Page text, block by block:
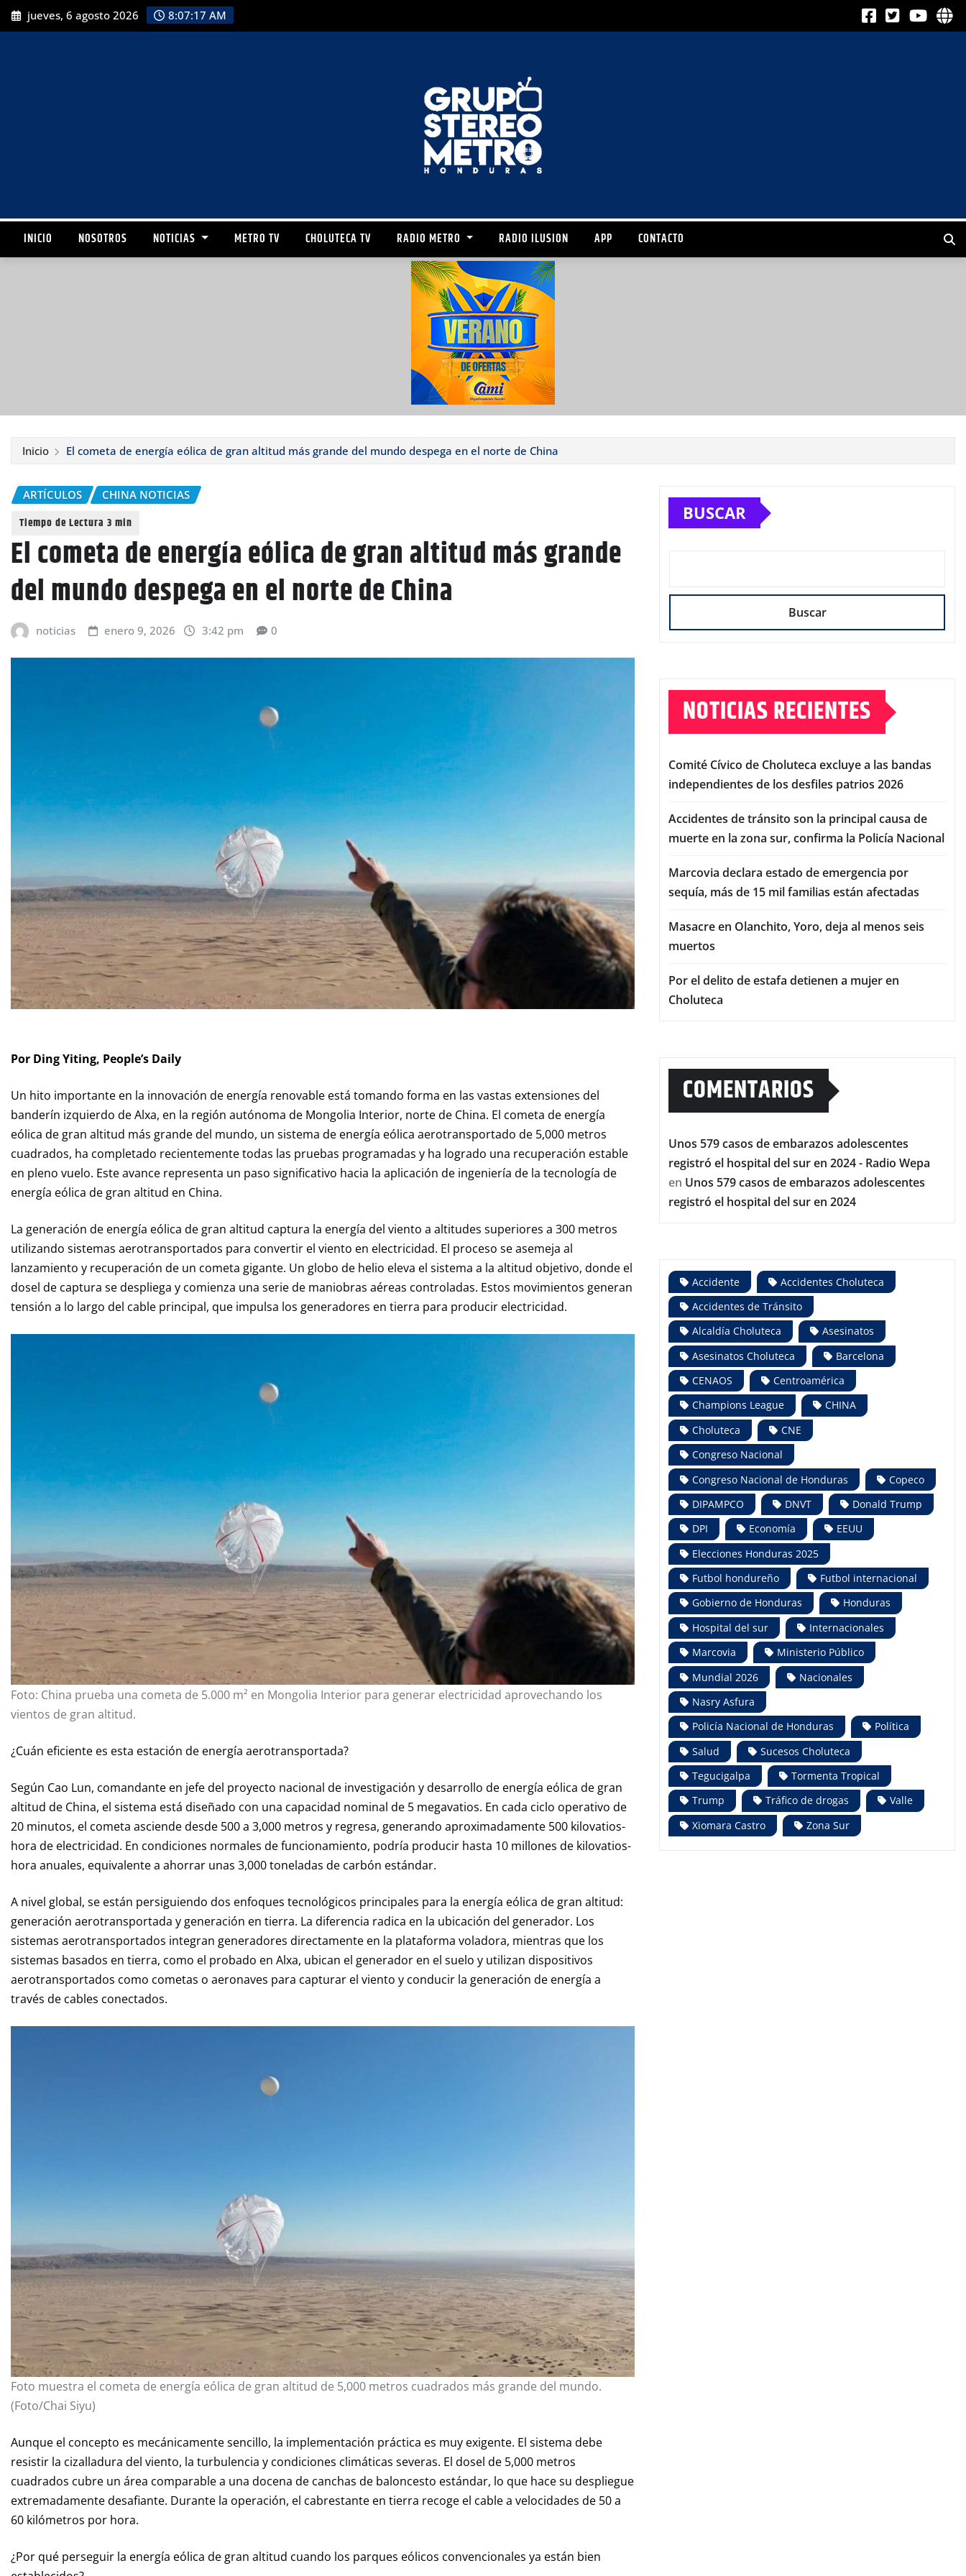
jueves, 6 agosto 2026 8:07:19 AM
INICIO NOSOTROS NOTICIAS METRO TV CHOLUTECA TV RADIO METRO RADIO ILUSION APP CONTACTO
Inicio El cometa de energía eólica de gran altitud más grande del mundo despega en el norte de China
ARTÍCULOS CHINA NOTICIAS
El cometa de energía eólica de gran altitud más grande
del mundo despega en el norte de China
noticias enero 9, 2026 3:42 pm 0
Por Ding Yiting, People’s Daily
Un hito importante en la innovación de energía renovable está tomando forma en las vastas extensiones del
banderín izquierdo de Alxa, en la región autónoma de Mongolia Interior, norte de China. El cometa de energía
eólica de gran altitud más grande del mundo, un sistema de energía eólica aerotransportado de 5,000 metros
cuadrados, ha completado recientemente todas las pruebas programadas y ha logrado una recuperación estable
en pleno vuelo. Este avance representa un paso significativo hacia la aplicación de ingeniería de la tecnología de
energía eólica de gran altitud en China.
La generación de energía eólica de gran altitud captura la energía del viento a altitudes superiores a 300 metros
utilizando sistemas aerotransportados para convertir el viento en electricidad. El proceso se asemeja al
lanzamiento y recuperación de un cometa gigante. Un globo de helio eleva el sistema a la altitud objetivo, donde el
dosel de captura se despliega y comienza una serie de maniobras aéreas controladas. Estos movimientos generan
tensión a lo largo del cable principal, que impulsa los generadores en tierra para producir electricidad.
Foto: China prueba una cometa de 5.000 m² en Mongolia Interior para generar electricidad aprovechando los
vientos de gran altitud.
¿Cuán eficiente es esta estación de energía aerotransportada?
Según Cao Lun, comandante en jefe del proyecto nacional de investigación y desarrollo de energía eólica de gran
altitud de China, el sistema está diseñado con una capacidad nominal de 5 megavatios. En cada ciclo operativo de
20 minutos, el cometa asciende desde 500 a 3,000 metros y regresa, generando aproximadamente 500 kilovatios-
hora de electricidad. En condiciones normales de funcionamiento, podría producir hasta 10 millones de kilovatios-
hora anuales, equivalente a ahorrar unas 3,000 toneladas de carbón estándar.
A nivel global, se están persiguiendo dos enfoques tecnológicos principales para la energía eólica de gran altitud:
generación aerotransportada y generación en tierra. La diferencia radica en la ubicación del generador. Los
sistemas aerotransportados integran generadores directamente en la plataforma voladora, mientras que los
sistemas basados en tierra, como el probado en Alxa, ubican el generador en el suelo y utilizan dispositivos
aerotransportados como cometas o aeronaves para capturar el viento y conducir la generación de energía a
través de cables conectados.
Foto muestra el cometa de energía eólica de gran altitud de 5,000 metros cuadrados más grande del mundo.
(Foto/Chai Siyu)
Aunque el concepto es mecánicamente sencillo, la implementación práctica es muy exigente. El sistema debe
resistir la cizalladura del viento, la turbulencia y condiciones climáticas severas. El dosel de 5,000 metros
cuadrados cubre un área comparable a una docena de canchas de baloncesto estándar, lo que hace su despliegue
extremadamente desafiante. Durante la operación, el cabrestante en tierra recoge el cable a velocidades de 50 a
60 kilómetros por hora.
¿Por qué perseguir la energía eólica de gran altitud cuando los parques eólicos convencionales ya están bien
BUSCAR
Buscar
NOTICIAS RECIENTES
Comité Cívico de Choluteca excluye a las bandas
independientes de los desfiles patrios 2026
Accidentes de tránsito son la principal causa de
muerte en la zona sur, confirma la Policía Nacional
Marcovia declara estado de emergencia por
sequía, más de 15 mil familias están afectadas
Masacre en Olanchito, Yoro, deja al menos seis
muertos
Por el delito de estafa detienen a mujer en
Choluteca
COMENTARIOS
Unos 579 casos de embarazos adolescentes
registró el hospital del sur en 2024 - Radio Wepa
en Unos 579 casos de embarazos adolescentes
registró el hospital del sur en 2024
Accidente
Accidentes Choluteca
Accidentes de Tránsito
Alcaldía Choluteca
Asesinatos
Asesinatos Choluteca
Barcelona
CENAOS
Centroamérica
Champions League
CHINA
Choluteca
CNE
Congreso Nacional
Congreso Nacional de Honduras
Copeco
DIPAMPCO
DNVT
Donald Trump
DPI
Economía
EEUU
Elecciones Honduras 2025
Futbol hondureño
Futbol internacional
Gobierno de Honduras
Honduras
Hospital del sur
Internacionales
Marcovia
Ministerio Público
Mundial 2026
Nacionales
Nasry Asfura
Policía Nacional de Honduras
Política
Salud
Sucesos Choluteca
Tegucigalpa
Tormenta Tropical
Trump
Tráfico de drogas
Valle
Xiomara Castro
Zona Sur